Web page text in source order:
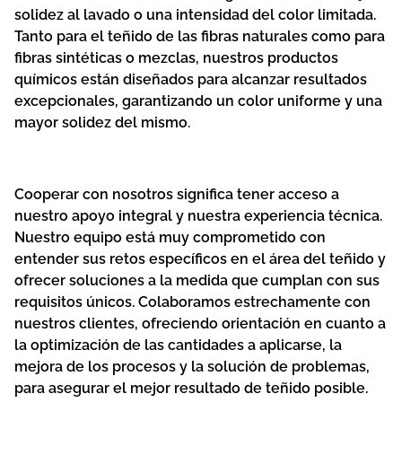
solidez al lavado o una intensidad del color limitada.
Tanto para el teñido de las fibras naturales como para
fibras sintéticas o mezclas, nuestros productos
químicos están diseñados para alcanzar resultados
excepcionales, garantizando un color uniforme y una
mayor solidez del mismo.
Cooperar con nosotros significa tener acceso a
nuestro apoyo integral y nuestra experiencia técnica.
Nuestro equipo está muy comprometido con
entender sus retos específicos en el área del teñido y
ofrecer soluciones a la medida que cumplan con sus
requisitos únicos. Colaboramos estrechamente con
nuestros clientes, ofreciendo orientación en cuanto a
la optimización de las cantidades a aplicarse, la
mejora de los procesos y la solución de problemas,
para asegurar el mejor resultado de teñido posible.